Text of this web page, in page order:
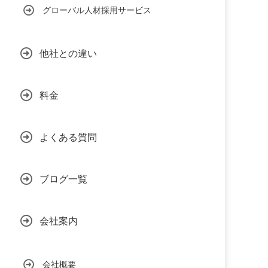
グローバル人材採用サービス
他社との違い
料金
よくある質問
ブログ一覧
会社案内
会社概要